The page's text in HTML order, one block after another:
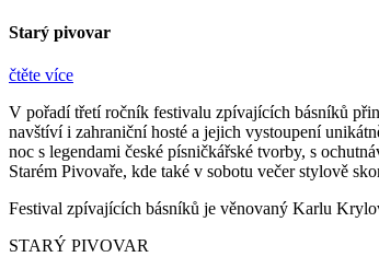
Starý pivovar
čtěte více
V pořadí třetí ročník festivalu zpívajících básníků
navštíví i zahraniční hosté a jejich vystoupení
noc s legendami české písničkářské tvorby, s
Starém Pivovaře, kde také v sobotu večer stylově
Festival zpívajících básníků je věnovaný Karlu
STARÝ PIVOVAR